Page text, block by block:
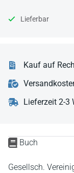
Buch
Gesellsch.
Lieferbar
Kauf auf
Lieferzeit 2-3